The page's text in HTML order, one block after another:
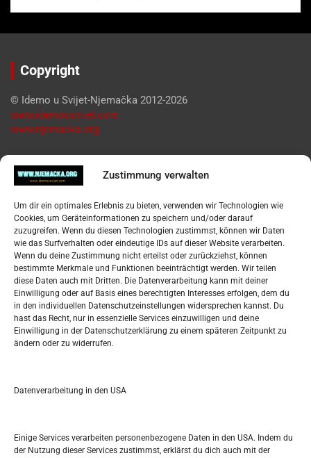
Zustimmung verwalten
Um dir ein optimales Erlebnis zu bieten, verwenden wir Technologien wie
Cookies, um Geräteinformationen zu speichern und/oder darauf
zuzugreifen. Wenn du diesen Technologien zustimmst, können wir Daten
wie das Surfverhalten oder eindeutige IDs auf dieser Website verarbeiten.
Wenn du deine Zustimmung nicht erteilst oder zurückziehst, können
bestimmte Merkmale und Funktionen beeinträchtigt werden. Wir teilen
diese Daten auch mit Dritten. Die Datenverarbeitung kann mit deiner
Einwilligung oder auf Basis eines berechtigten Interesses erfolgen, dem du
in den individuellen Datenschutzeinstellungen widersprechen kannst. Du
hast das Recht, nur in essenzielle Services einzuwilligen und deine
Einwilligung in der Datenschutzerklärung zu einem späteren Zeitpunkt zu
ändern oder zu widerrufen.
Datenverarbeitung in den USA
Einige Services verarbeiten personenbezogene Daten in den USA. Indem du
der Nutzung dieser Services zustimmst, erklärst du dich auch mit der
Copyright
© Idemo u Svijet-Njemačka 2012-2026
www.idemousvijet.com
www.njemacka.org
Pregled
Datenschutzerklärung
Widerufsbelehrung
Oglašavanje / Postavite svoj oglas
Tko je “Idemo u Svijet – Njemačka?
Pretražite stranicu:
S
JULI 2024